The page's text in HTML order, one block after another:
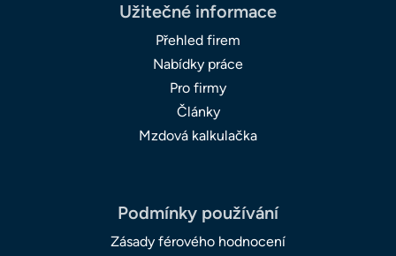
Užitečné informace
Přehled firem
Nabídky práce
Pro firmy
Články
Mzdová kalkulačka
Podmínky používání
Zásady férového hodnocení